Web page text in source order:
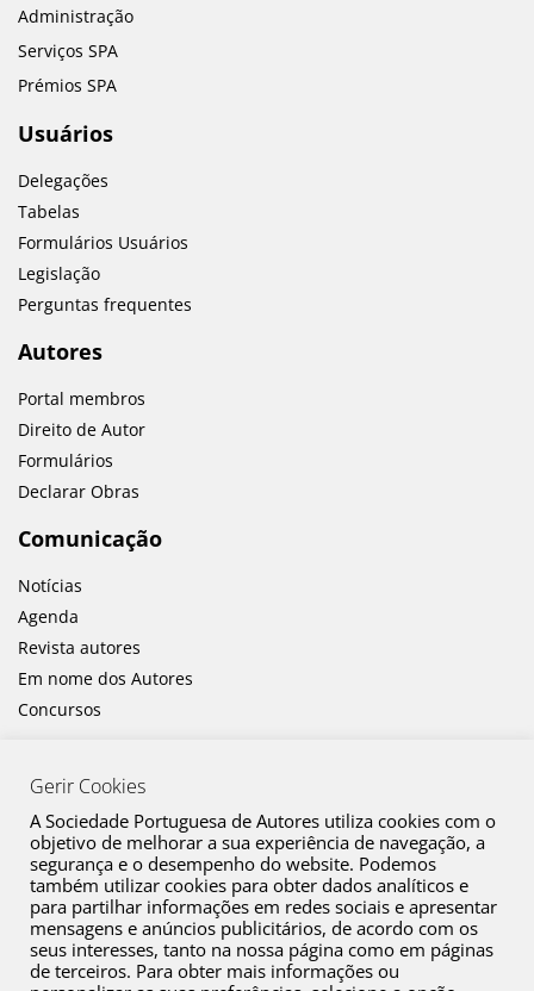
Administração
Serviços SPA
Prémios SPA
Usuários
Delegações
Tabelas
Formulários Usuários
Legislação
Perguntas frequentes
Autores
Portal membros
Direito de Autor
Formulários
Declarar Obras
Comunicação
Notícias
Agenda
Revista autores
Em nome dos Autores
Concursos
Canal de Denúncia
Plano de Prevenção de Riscos de Corrupção e Infrações Conexas
Política de Privacidade
Gerir Cookies
A Sociedade Portuguesa de Autores utiliza cookies com o
objetivo de melhorar a sua experiência de navegação, a
segurança e o desempenho do website. Podemos
também utilizar cookies para obter dados analíticos e
para partilhar informações em redes sociais e apresentar
mensagens e anúncios publicitários, de acordo com os
seus interesses, tanto na nossa página como em páginas
de terceiros. Para obter mais informações ou